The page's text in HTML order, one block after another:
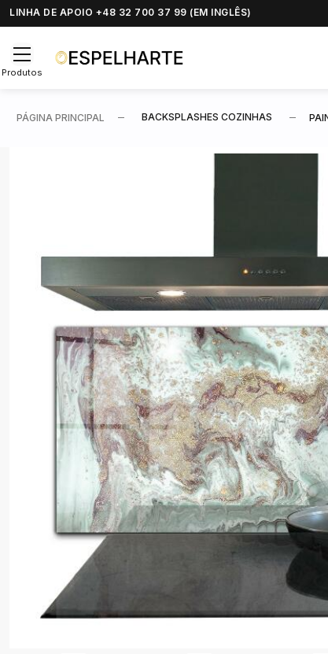
LINHA DE APOIO +48 32 700 37 99 (EM INGLÊS)
Produtos
PÁGINA PRINCIPAL BACKSPLASHES COZINHAS